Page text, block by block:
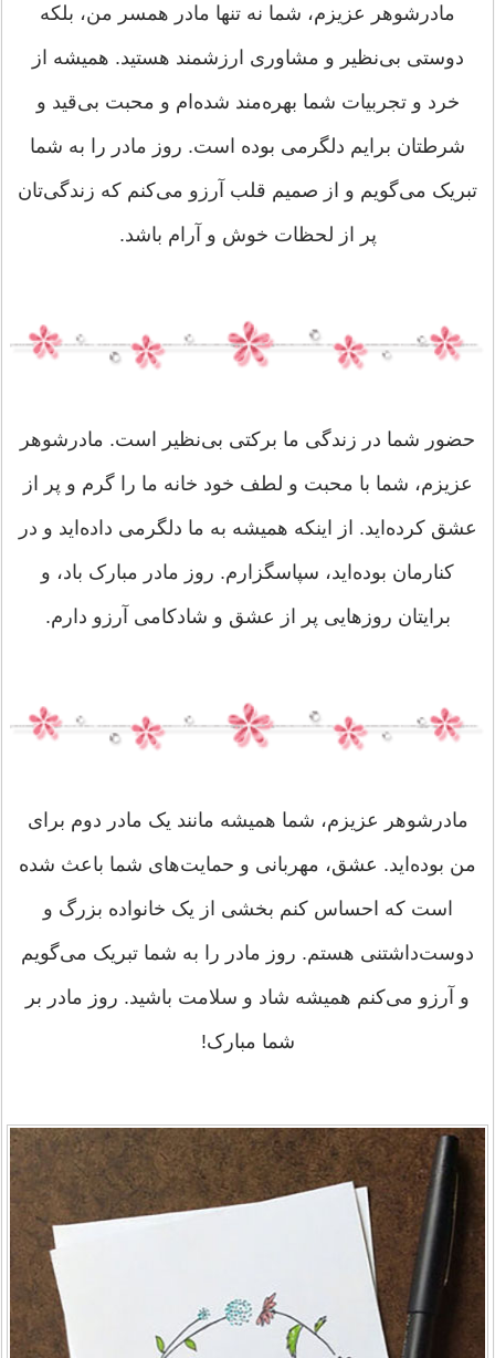
مادرشوهر عزیزم، شما نه تنها مادر همسر من، بلکه
دوستی بی‌نظیر و مشاوری ارزشمند هستید. همیشه از
خرد و تجربیات شما بهره‌مند شده‌ام و محبت بی‌قید و
شرطتان برایم دلگرمی بوده است. روز مادر را به شما
تبریک می‌گویم و از صمیم قلب آرزو می‌کنم که زندگی‌تان
پر از لحظات خوش و آرام باشد.
حضور شما در زندگی ما برکتی بی‌نظیر است. مادرشوهر
عزیزم، شما با محبت و لطف خود خانه ما را گرم و پر از
عشق کرده‌اید. از اینکه همیشه به ما دلگرمی داده‌اید و در
کنارمان بوده‌اید، سپاسگزارم. روز مادر مبارک باد، و
برایتان روزهایی پر از عشق و شادکامی آرزو دارم.
مادرشوهر عزیزم، شما همیشه مانند یک مادر دوم برای
من بوده‌اید. عشق، مهربانی و حمایت‌های شما باعث شده
است که احساس کنم بخشی از یک خانواده بزرگ و
دوست‌داشتنی هستم. روز مادر را به شما تبریک می‌گویم
و آرزو می‌کنم همیشه شاد و سلامت باشید. روز مادر بر
شما مبارک!